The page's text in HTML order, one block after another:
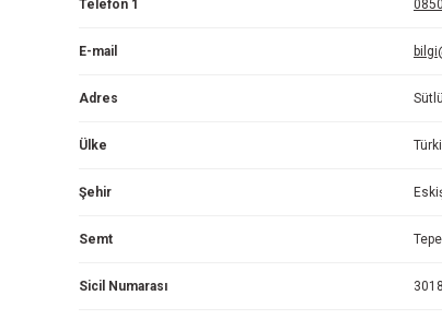
Telefon 1
E-mail
Adres
Ülke
Şehir
Semt
Sicil Numarası